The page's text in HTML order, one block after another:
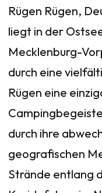
Rügen Rügen,
liegt in der
Mecklenburg-
durch eine
Rügen eine
durch ihre
geografischen
Strände entlang